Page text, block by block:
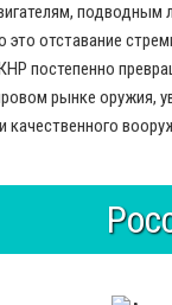
подводным
это отставание
постепенно
рынке оружия,
качественного